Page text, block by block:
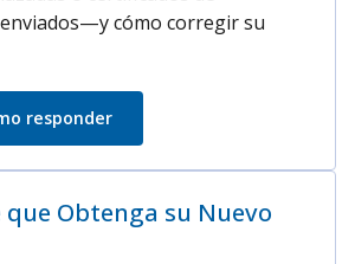
cómo corregir su
responder
que Obtenga su Nuevo